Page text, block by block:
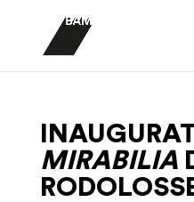
MIRABILIA